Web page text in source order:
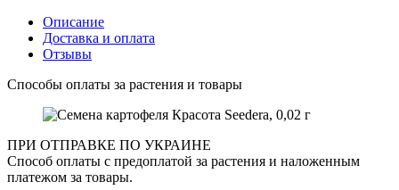
Описание
Доставка и оплата
Отзывы
Способы оплаты за растения и товары
ПРИ ОТПРАВКЕ ПО УКРАИНЕ
Способ оплаты с предоплатой за растения и наложенным
платежом за товары.